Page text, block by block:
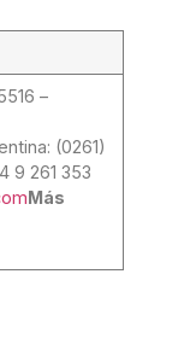
–
(0261)
9 261 353
Más